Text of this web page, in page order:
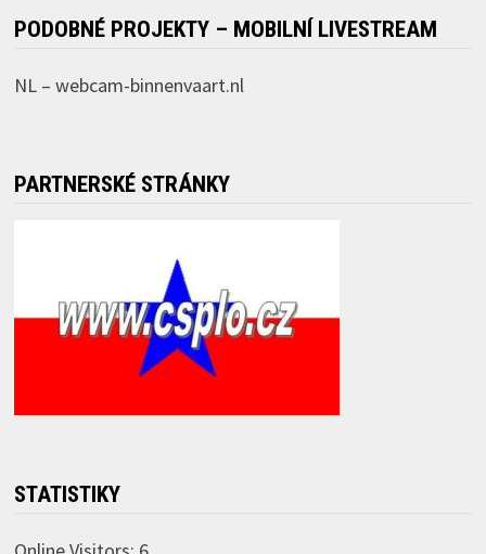
PODOBNÉ PROJEKTY – MOBILNÍ LIVESTREAM
NL – webcam-binnenvaart.nl
PARTNERSKÉ STRÁNKY
STATISTIKY